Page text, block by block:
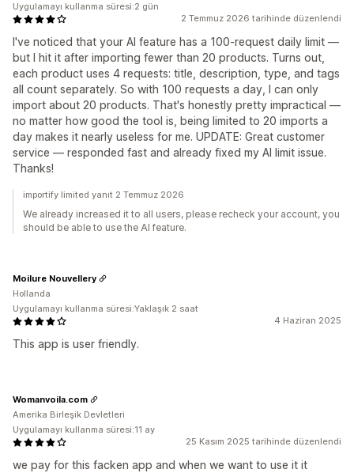
2 Temmuz 2026 tarihinde düzenlendi
I've noticed that your AI feature has a 100-request daily limit —
but I hit it after importing fewer than 20 products. Turns out,
each product uses 4 requests: title, description, type, and tags
all count separately. So with 100 requests a day, I can only
import about 20 products. That's honestly pretty impractical —
no matter how good the tool is, being limited to 20 imports a
day makes it nearly useless for me. UPDATE: Great customer
service — responded fast and already fixed my AI limit issue.
Thanks!
Uygulamayı kullanma süresi:2 gün
importify limited yanıt 2 Temmuz 2026
We already increased it to all users, please recheck your account, you
should be able to use the AI feature.
4 Haziran 2025
This app is user friendly.
Moilure Nouvellery
Hollanda
Uygulamayı kullanma süresi:Yaklaşık 2 saat
25 Kasım 2025 tarihinde düzenlendi
we pay for this facken app and when we want to use it it
Womanvoila.com
Amerika Birleşik Devletleri
Uygulamayı kullanma süresi:11 ay